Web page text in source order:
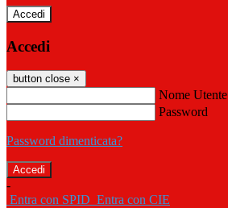
Accedi
Accedi
button close ×
Nome Utente
Password
Password dimenticata?
-
Entra con SPID Entra con CIE